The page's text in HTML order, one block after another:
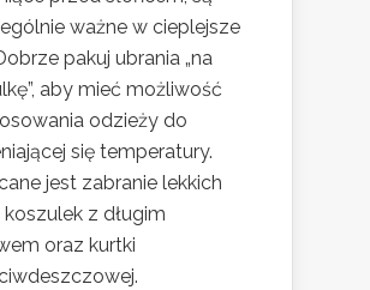
ważne w cieplejsze
pakuj ubrania „na
aby mieć możliwość
odzieży do
się temperatury.
jest zabranie lekkich
z długim
oraz kurtki